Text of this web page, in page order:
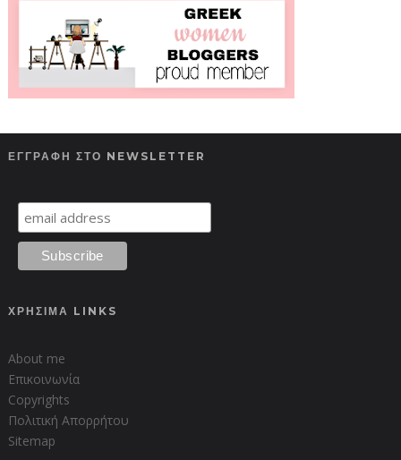
ΕΓΓΡΑΦΗ ΣΤΟ NEWSLETTER
ΧΡΗΣΙΜΑ LINKS
About me
Επικοινωνία
Copyrights
Πολιτική Απορρήτου
Sitemap